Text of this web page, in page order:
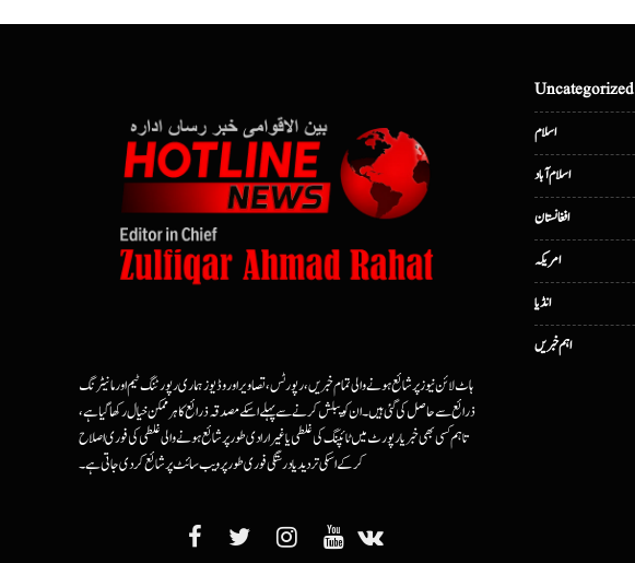
ہاٹ لائن نیوز پر شائع ہونے والی تمام خبریں، رپورٹس، تصاویر اور وڈیوز ہماری رپورٹنگ ٹیم اور مانیٹرنگ
ذرائع سے حاصل کی گئی ہیں۔ ان کو پبلش کرنے سے پہلے اسکے مصدقہ ذرائع کا ہرممکن خیال رکھا گیا ہے،
تاہم کسی بھی خبر یا رپورٹ میں ٹائپنگ کی غلطی یا غیرارادی طور پر شائع ہونے والی غلطی کی فوری اصلاح
کرکے اسکی تردید یا درستگی فوری طور پر ویب سائٹ پر شائع کردی جاتی ہے۔
Uncategorized
اسلام
اسلام آباد
افغانستان
امریکہ
انڈیا
اہم خبریں